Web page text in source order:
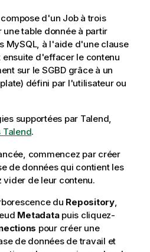
d'un Job à trois
table donnée à partir
MySQL, à l'aide d'une clause
ensuite d'effacer le contenu
sur le SGBD grâce à un
défini par l'utilisateur ou
supportées par Talend,
Talend.
commencez par créer
de données qui contient les
vider de leur contenu.
du Repository,
Metadatapuis cliquez-
pour créer une
de données de travail et